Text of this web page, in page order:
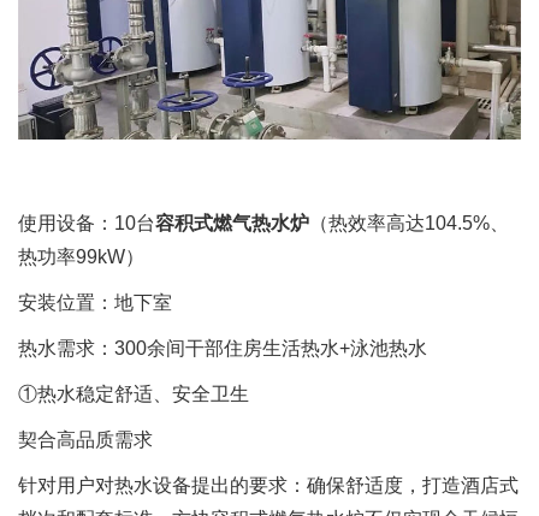
使用设备：10台容积式燃气热水炉 （热效率高达104.5%、
热功率99kW）
安装位置：地下室
热水需求：300余间干部住房生活热水+泳池热水
①热水稳定舒适、安全卫生
契合高品质需求
针对用户对热水设备提出的要求：确保舒适度，打造酒店式